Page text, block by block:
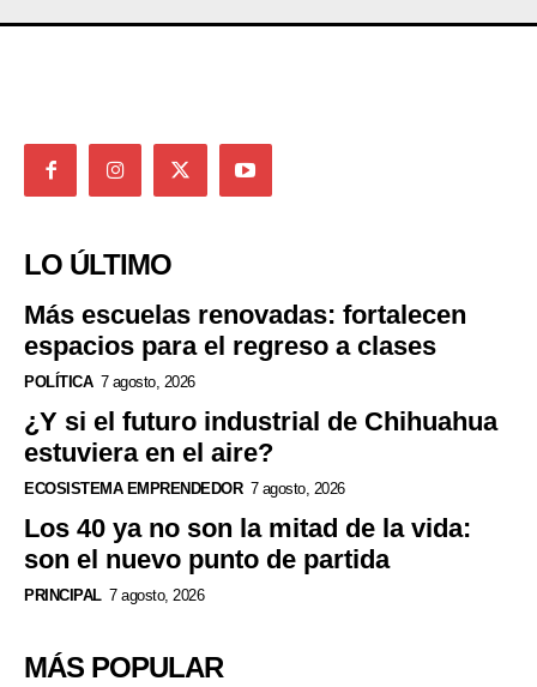
LO ÚLTIMO
Más escuelas renovadas: fortalecen
espacios para el regreso a clases
POLÍTICA 7 agosto, 2026
¿Y si el futuro industrial de Chihuahua
estuviera en el aire?
ECOSISTEMA EMPRENDEDOR 7 agosto, 2026
Los 40 ya no son la mitad de la vida:
son el nuevo punto de partida
PRINCIPAL 7 agosto, 2026
MÁS POPULAR